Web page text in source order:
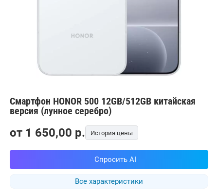
Смартфон HONOR 500 12GB/512GB китайская
версия (лунное серебро)
Все характеристики
от 1 650,00 p. История цены
Спросить AI